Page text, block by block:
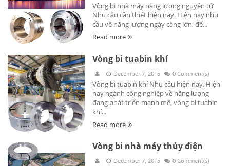
Vòng bi nhà máy năng lượng nguyên tử
Nhu cầu cần thiết hiện nay. Hiện nay nhu
cầu về năng lượng ngày càng lớn, để...
Read more
Vòng bi tuabin khí
December 7, 2015 0 Comment(s)
Vòng bi tuabin khí Nhu cầu hiện nay. Hiện
nay ngành công nghiệp về năng lượng
đang phát triển mạnh mẽ, vòng bi tuabin
khí...
Read more
Vòng bi nhà máy thủy điện
December 7, 2015 0 Comment(s)